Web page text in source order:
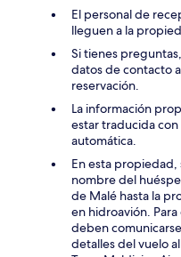
El personal de
lleguen a la
Si tienes
datos de contacto
reservación.
La información
estar traducida
automática.
En esta propiedad,
nombre del
de Malé hasta la
en hidroavión.
deben
detalles del vuelo